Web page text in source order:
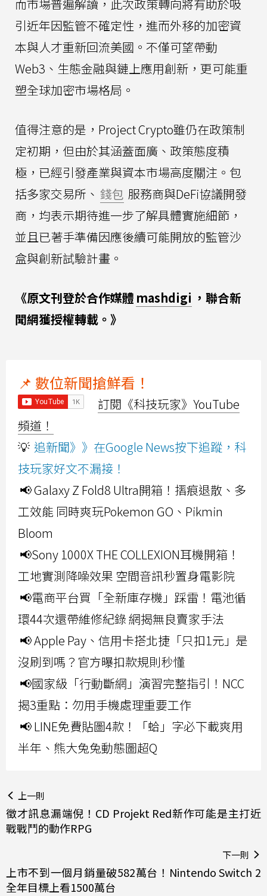
而市場普遍解讀，此次政策轉向將有助於吸
引近年因監管不確定性，進而外移的加密資
本與人才重新回流美國。不僅可望帶動
Web3、生態金融與鏈上應用創新，更可能重
塑全球加密市場格局。
值得注意的是，Project Crypto雖仍在政策制
定初期，但由於其涵蓋面廣、政策態度積
極，已經引發產業與資本市場高度關注。包
括多家交易所、 錢包 服務商與DeFi協議開發
商，均表示期待進一步了解具體實施細節，
並且已著手準備因應後續可能開放的監管沙
盒與創新試驗計畫。
《原文刊登於合作媒體 mashdigi ，聯合新
聞網獲授權轉載。》
📌 數位新聞搶鮮看！
訂閱《科技玩家》YouTube
頻道！
💡 追新聞》》在Google News按下追蹤，科
技玩家好文不漏接！
📢 Galaxy Z Fold8 Ultra開箱！摺痕退散、多
工效能 同時爽玩Pokemon GO、Pikmin
Bloom
📢Sony 1000X THE COLLEXION耳機開箱！
工地實測降噪效果 空間音訊秒置身電影院
📢電商平台買「全新庫存機」踩雷！電池循
環44次還帶維修紀錄 網揭無良賣家手法
📢 Apple Pay、信用卡搭北捷「只扣1元」是
沒刷到嗎？官方曝扣款規則秒懂
📢國家級「行動斷網」演習完整指引！NCC
揭3重點：勿用手機處理重要工作
📢 LINE免費貼圖4款！「蛤」字必下載爽用
半年、熊大兔兔動態圖超Q
上一則
徵才訊息漏端倪！CD Projekt Red新作可能是主打近
戰戰鬥的動作RPG
下一則
上市不到一個月銷量破582萬台！Nintendo Switch 2
全年目標上看1500萬台